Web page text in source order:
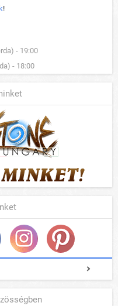
!
- 19:00
- 18:00